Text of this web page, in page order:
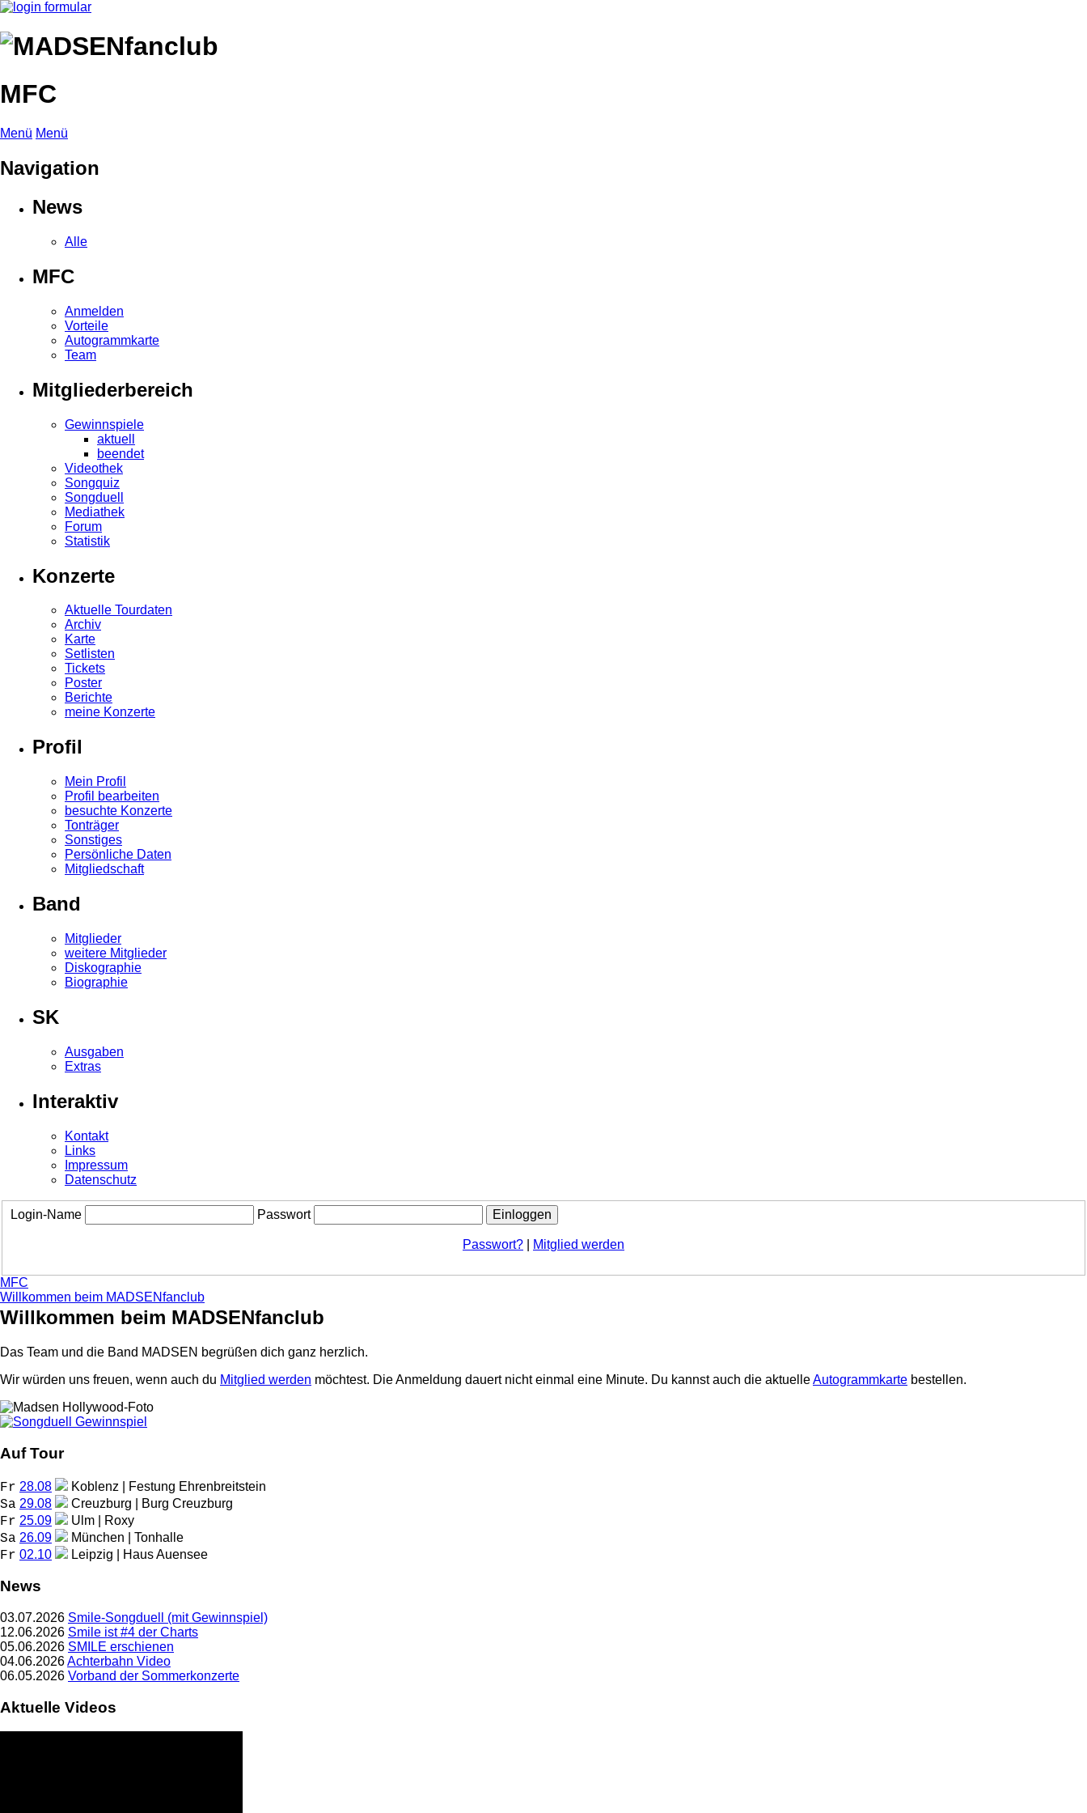
MFC
Menü Menü
Navigation
News
Alle
MFC
Anmelden
Vorteile
Autogrammkarte
Team
Mitgliederbereich
Gewinnspiele
aktuell
beendet
Videothek
Songquiz
Songduell
Mediathek
Forum
Statistik
Konzerte
Aktuelle Tourdaten
Archiv
Karte
Setlisten
Tickets
Poster
Berichte
meine Konzerte
Profil
Mein Profil
Profil bearbeiten
besuchte Konzerte
Tonträger
Sonstiges
Persönliche Daten
Mitgliedschaft
Band
Mitglieder
weitere Mitglieder
Diskographie
Biographie
SK
Ausgaben
Extras
Interaktiv
Kontakt
Links
Impressum
Datenschutz
Login-Name Passwort
Passwort? Mitglied werden
MFC
Willkommen beim MADSENfanclub
Willkommen beim MADSENfanclub
Das Team und die Band MADSEN begrüßen dich ganz herzlich.
Wir würden uns freuen, wenn auch du Mitglied werden möchtest. Die Anmeldung dauert nicht einmal eine Minute. Du kannst auch die aktuelleAutogrammkarte bestellen.
Auf Tour
Fr 28.08 Koblenz | Festung Ehrenbreitstein
Sa 29.08 Creuzburg | Burg Creuzburg
Fr 25.09 Ulm | Roxy
Sa 26.09 München | Tonhalle
Fr 02.10 Leipzig | Haus Auensee
News
03.07.2026 Smile-Songduell (mit Gewinnspiel)
12.06.2026 Smile ist #4 der Charts
05.06.2026 SMILE erschienen
04.06.2026Achterbahn Video
06.05.2026 Vorband der Sommerkonzerte
Aktuelle Videos